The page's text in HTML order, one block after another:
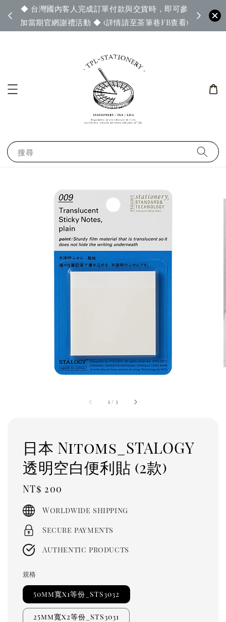
◆ 台灣國內客人完成訂單付款與交貨時，即可參
加當期官網謝禮活動 ◆ (詳情請至茶筆巷FB查看)
◆ 官
搜尋
1 / 3
日本 Nitoms_STALOGY
透明空白便利貼 (2款)
Regular
price
NT$ 200
Worldwide shipping
Secure payments
Authentic products
規格
50mm寬x1等份_STS3032
25mm寬x2等份_STS3031